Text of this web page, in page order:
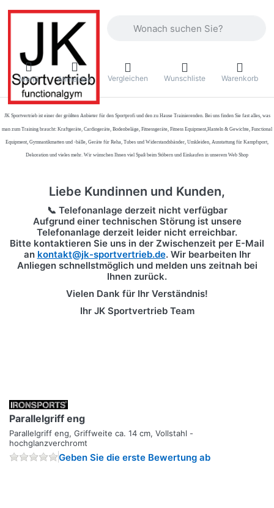
Menü Anmelden Vergleichen Wunschliste Warenkorb
JK Sportvertrieb ist einer der größten Anbieter für den Sportprofi und den zu Hause Trainierenden. Bei uns finden Sie fast alles, was
man zum Training braucht: Kraftgeräte, Cardiogeräte, Bodenbeläge, Fitnessgeräte, Fitness Equipment,Hanteln & Gewichte, Functional
Equipment, Gymnastikmatten und -bälle, Geräte für Reha, Tubes und Widerstandsbänder, Umkleiden, Ausstattung für Kampfsport,
Dekoration und vieles mehr. Wir wünschen Ihnen viel Spaß beim Stöbern und Einkaufen in unserem Web Shop
Liebe Kundinnen und Kunden,
📞 Telefonanlage derzeit nicht verfügbar
Aufgrund einer technischen Störung ist unsere
Telefonanlage derzeit leider nicht erreichbar.
Bitte kontaktieren Sie uns in der Zwischenzeit per E-Mail
an kontakt@jk-sportvertrieb.de. Wir bearbeiten Ihr
Anliegen schnellstmöglich und melden uns zeitnah bei
Ihnen zurück.
Vielen Dank für Ihr Verständnis!
Ihr JK Sportvertrieb Team
Parallelgriff eng
Parallelgriff eng, Griffweite ca. 14 cm, Vollstahl -
hochglanzverchromt
Geben Sie die erste Bewertung ab